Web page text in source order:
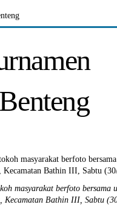
masyarakat berfoto bersama
Kecamatan Bathin III, Sabtu